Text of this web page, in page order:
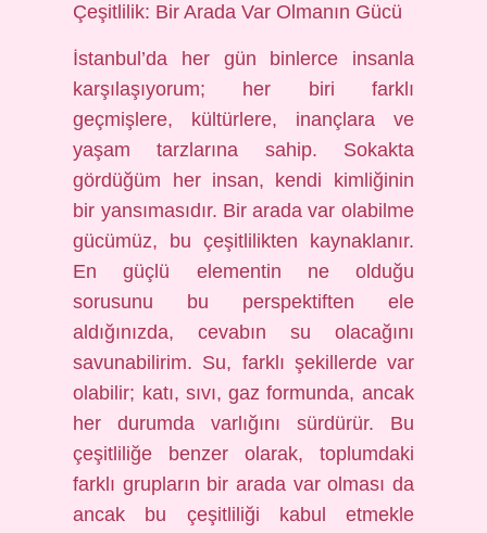
Çeşitlilik: Bir Arada Var Olmanın Gücü
İstanbul’da her gün binlerce insanla
karşılaşıyorum; her biri farklı
geçmişlere, kültürlere, inançlara ve
yaşam tarzlarına sahip. Sokakta
gördüğüm her insan, kendi kimliğinin
bir yansımasıdır. Bir arada var olabilme
gücümüz, bu çeşitlilikten kaynaklanır.
En güçlü elementin ne olduğu
sorusunu bu perspektiften ele
aldığınızda, cevabın su olacağını
savunabilirim. Su, farklı şekillerde var
olabilir; katı, sıvı, gaz formunda, ancak
her durumda varlığını sürdürür. Bu
çeşitliliğe benzer olarak, toplumdaki
farklı grupların bir arada var olması da
ancak bu çeşitliliği kabul etmekle